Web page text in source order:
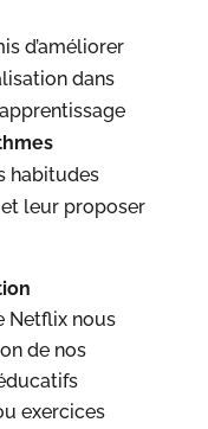
d’améliorer
dans
habitudes
leur proposer
Netflix nous
de nos
exercices